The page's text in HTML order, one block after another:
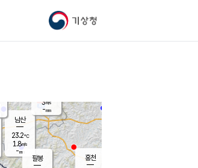
기상청
남산
23.2℃
1.8m/s
-mm
팔봉
홍천
3m/s
-mm